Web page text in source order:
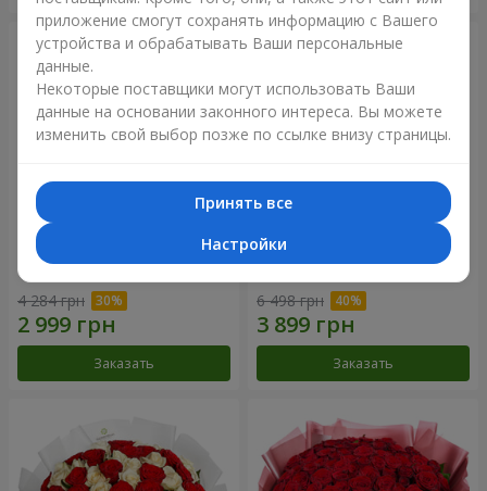
Букет "Нежный оттенок"
4 284 грн
Заказать
Цветы в коробке “Кадриль”
6 498 грн
Заказать
приложение смогут сохранять информацию с Вашего
устройства и обрабатывать Ваши персональные
данные.
Некоторые поставщики могут использовать Ваши
данные на основании законного интереса. Вы можете
изменить свой выбор позже по ссылке внизу страницы.
Принять все
Настройки